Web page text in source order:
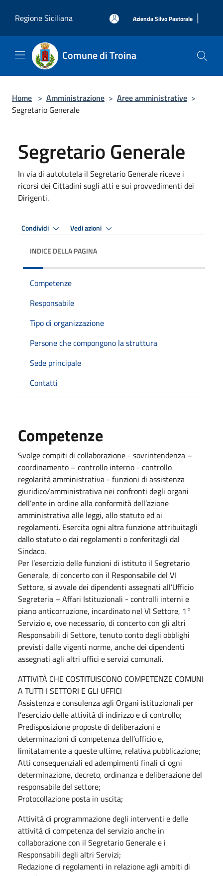
Regione Siciliana
Azienda Silvo Pastorale |
Comune di Troina
Home > Amministrazione > Aree amministrative >
Segretario Generale
Segretario Generale
In via di autotutela il Segretario Generale riceve i
ricorsi dei Cittadini sugli atti e sui provvedimenti dei
Dirigenti.
Condividi Vedi azioni
INDICE DELLA PAGINA
Competenze
Responsabile
Tipo di organizzazione
Persone che compongono la struttura
Sede principale
Contatti
Competenze
Svolge compiti di collaborazione - sovrintendenza –
coordinamento – controllo interno - controllo
regolarità amministrativa - funzioni di assistenza
giuridico/amministrativa nei confronti degli organi
dell’ente in ordine alla conformità dell’azione
amministrativa alle leggi, allo statuto ed ai
regolamenti. Esercita ogni altra funzione attribuitagli
dallo statuto o dai regolamenti o conferitagli dal
Sindaco.
Per l’esercizio delle funzioni di istituto il Segretario
Generale, di concerto con il Responsabile del VI
Settore, si avvale dei dipendenti assegnati all’Ufficio
Segreteria – Affari Istituzionali - controlli interni e
piano anticorruzione, incardinato nel VI Settore, 1°
Servizio e, ove necessario, di concerto con gli altri
Responsabili di Settore, tenuto conto degli obblighi
previsti dalle vigenti norme, anche dei dipendenti
assegnati agli altri uffici e servizi comunali.
ATTIVITÀ CHE COSTITUISCONO COMPETENZE COMUNI
A TUTTI I SETTORI E GLI UFFICI
Assistenza e consulenza agli Organi istituzionali per
l’esercizio delle attività di indirizzo e di controllo;
Predisposizione proposte di deliberazioni e
determinazioni di competenza dell’ufficio e,
limitatamente a queste ultime, relativa pubblicazione;
Atti consequenziali ed adempimenti finali di ogni
determinazione, decreto, ordinanza e deliberazione del
responsabile del settore;
Protocollazione posta in uscita;
Attività di programmazione degli interventi e delle
attività di competenza del servizio anche in
collaborazione con il Segretario Generale e i
Responsabili degli altri Servizi;
Redazione di regolamenti in relazione agli ambiti di